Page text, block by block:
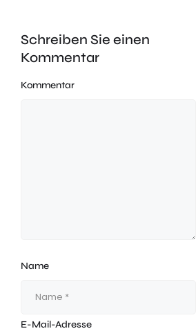
Schreiben Sie einen
Kommentar
Kommentar
Name
E-Mail-Adresse